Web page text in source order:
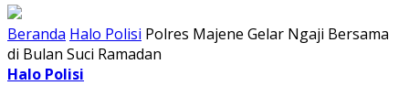
Beranda Halo Polisi Polres Majene Gelar Ngaji Bersama
di Bulan Suci Ramadan
Halo Polisi